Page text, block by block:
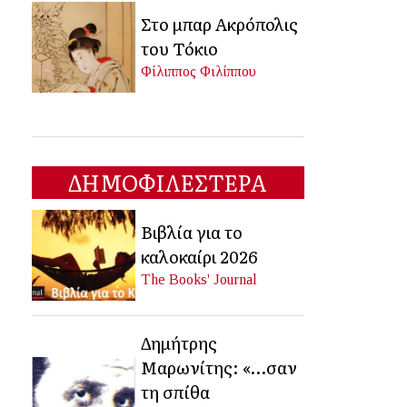
Στο μπαρ Ακρόπολις
του Τόκιο
Φίλιππος Φιλίππου
ΔΗΜΟΦΙΛΕΣΤΕΡΑ
Βιβλία για το
καλοκαίρι 2026
The Books' Journal
Δημήτρης
Μαρωνίτης: «…σαν
τη σπίθα